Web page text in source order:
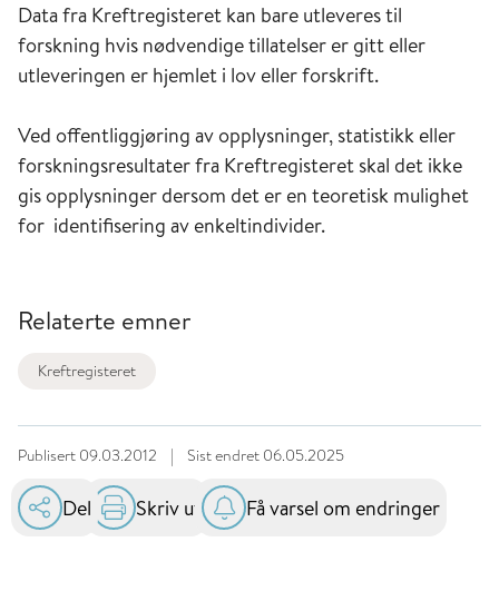
Data fra Kreftregisteret kan bare utleveres til
forskning hvis nødvendige tillatelser er gitt eller
utleveringen er hjemlet i lov eller forskrift.
Ved offentliggjøring av opplysninger, statistikk eller
forskningsresultater fra Kreftregisteret skal det ikke
gis opplysninger dersom det er en teoretisk mulighet
for identifisering av enkeltindivider.
Relaterte emner
Kreftregisteret
Publisert 09.03.2012 | Sist endret 06.05.2025
Del Skriv ut Få varsel om endringer